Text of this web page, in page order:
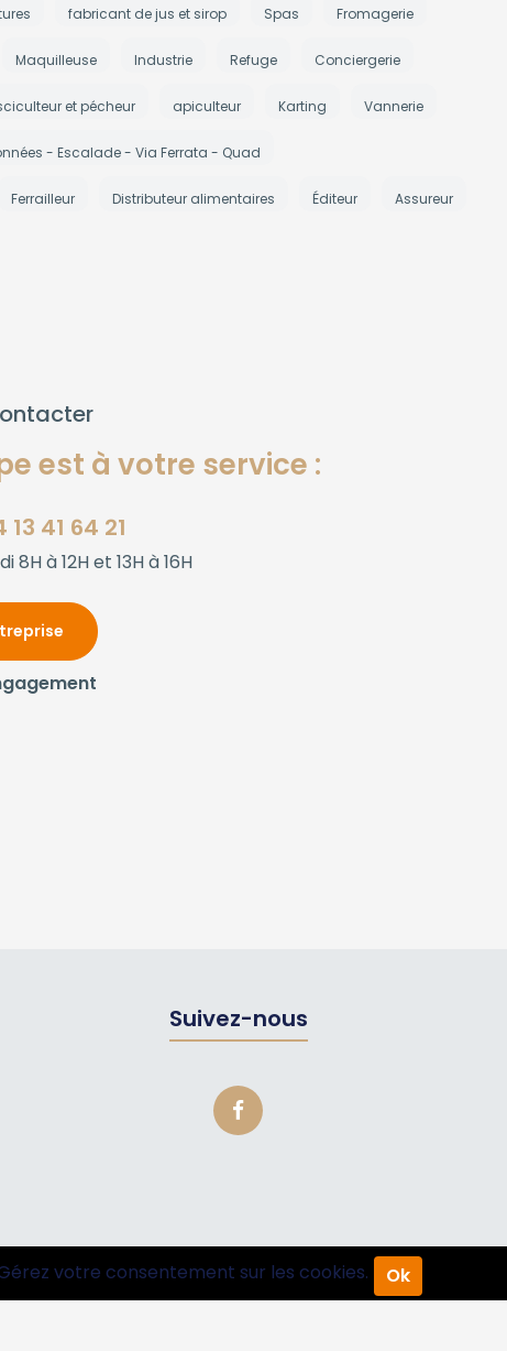
fabricant de jus et sirop Spas Fromagerie
Maquilleuse Industrie Refuge Conciergerie
et pécheur apiculteur Karting Vannerie
- Escalade - Via Ferrata - Quad
Ferrailleur Distributeur alimentaires Éditeur Assureur
est à votre service :
41 64 21
8H à 12H et 13H à 16H
Suivez-nous
votre consentement sur les cookies. Ok